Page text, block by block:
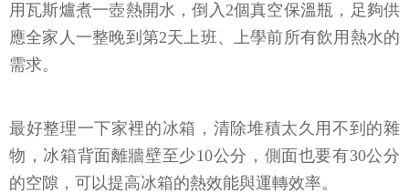
用瓦斯爐煮一壺熱開水，倒入2個真空保溫瓶，足夠供
應全家人一整晚到第2天上班、上學前所有飲用熱水的
需求。
最好整理一下家裡的冰箱，清除堆積太久用不到的雜
物，冰箱背面離牆壁至少10公分，側面也要有30公分
的空隙，可以提高冰箱的熱效能與運轉效率。